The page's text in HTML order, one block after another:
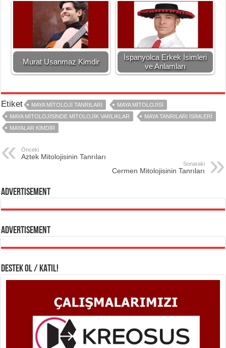
Murat Usanmaz Kimdir
İspanyolca Erkek İsimleri
ve Anlamları
Etiket MAYA MITOLOJI TANRILARI
MAYA MITOLOJISI
MAYA MITOLOJISINDE MITOLOJIK VARLIKLAR
MAYA TANRILARI ISIMLERI
MAYALAR KIMDIR
Önceki
Aztek Mitolojisinin Tanrıları
Sonaraki
Cermen Mitolojisinin Tanrıları
Advertisement
Advertisement
DESTEK OL / KATIL!